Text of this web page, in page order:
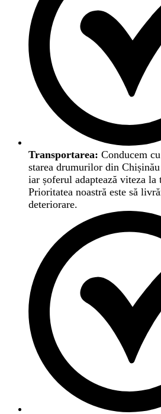
Transportarea: Conducem
starea drumurilor din
iar șoferul adaptează viteza
Prioritatea noastră este să
deteriorare.